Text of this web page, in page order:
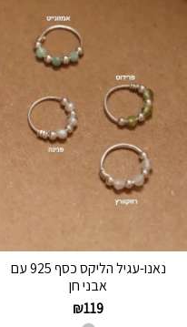
נאנו-עגיל הליקס כסף 925 עם
אבני חן
₪119